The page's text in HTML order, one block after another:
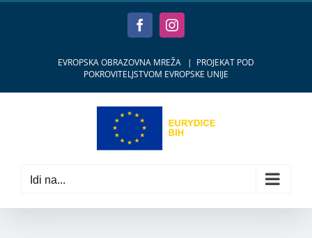
FacebookInstagram
EVROPSKA OBRAZOVNA MREŽA | PROJEKAT POD
POKROVITELJSTVOM EVROPSKE UNIJE
Idi na...